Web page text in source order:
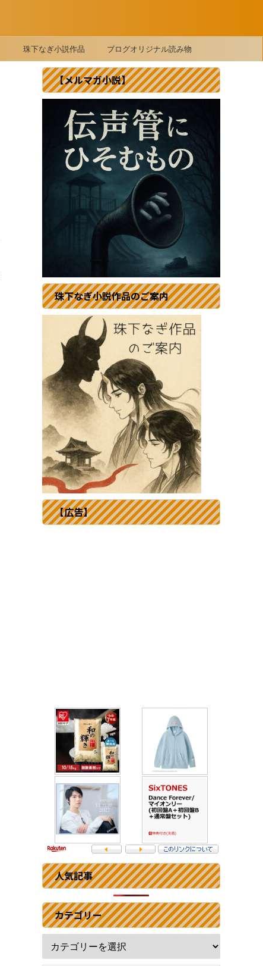
珠下なぎ小説作品 ブログオリジナル読み物
【メルマガ小説】
珠下なぎ小説作品のご案内
【広告】
人気記事
カテゴリー